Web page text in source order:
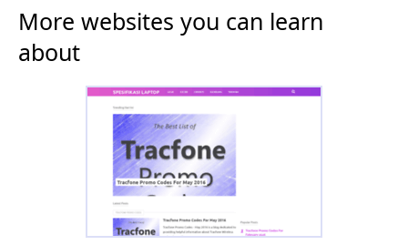
More websites you can learn
about